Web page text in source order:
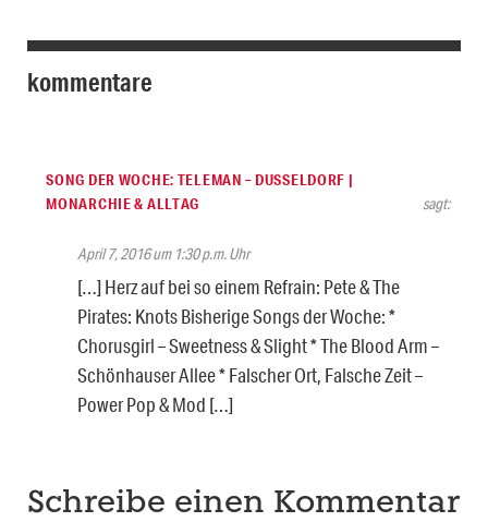
kommentare
SONG DER WOCHE: TELEMAN – DUSSELDORF |
MONARCHIE & ALLTAG
sagt:
April 7, 2016 um 1:30 p.m. Uhr
[…] Herz auf bei so einem Refrain: Pete & The
Pirates: Knots Bisherige Songs der Woche: *
Chorusgirl – Sweetness & Slight * The Blood Arm –
Schönhauser Allee * Falscher Ort, Falsche Zeit –
Power Pop & Mod […]
Schreibe einen Kommentar